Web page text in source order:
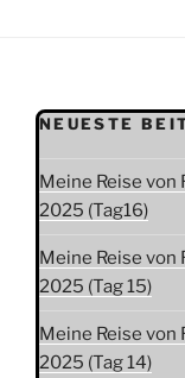
NEUESTE
Meine Reise von
2025 (Tag16)
Meine Reise von
2025 (Tag 15)
Meine Reise von
2025 (Tag 14)